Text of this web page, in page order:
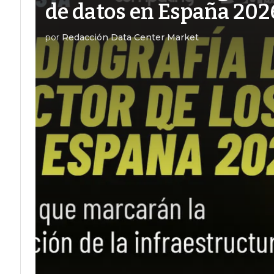
de datos en España
por Redacción Data Center Market